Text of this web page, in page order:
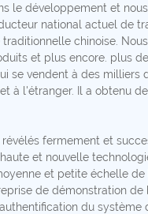
le développement et
national actuel de
chinoise.
et plus encore. plus
se vendent à des milliers
à l'étranger. Il a obtenu
révélés fermement et
et nouvelle
et petite échelle
de démonstration de
du système